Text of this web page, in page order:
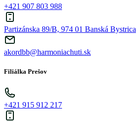
+421 907 803 988
Partizánska 89/B, 974 01 Banská Bystrica
akordbb@harmoniachuti.sk
Filiálka Prešov
+421 915 912 217